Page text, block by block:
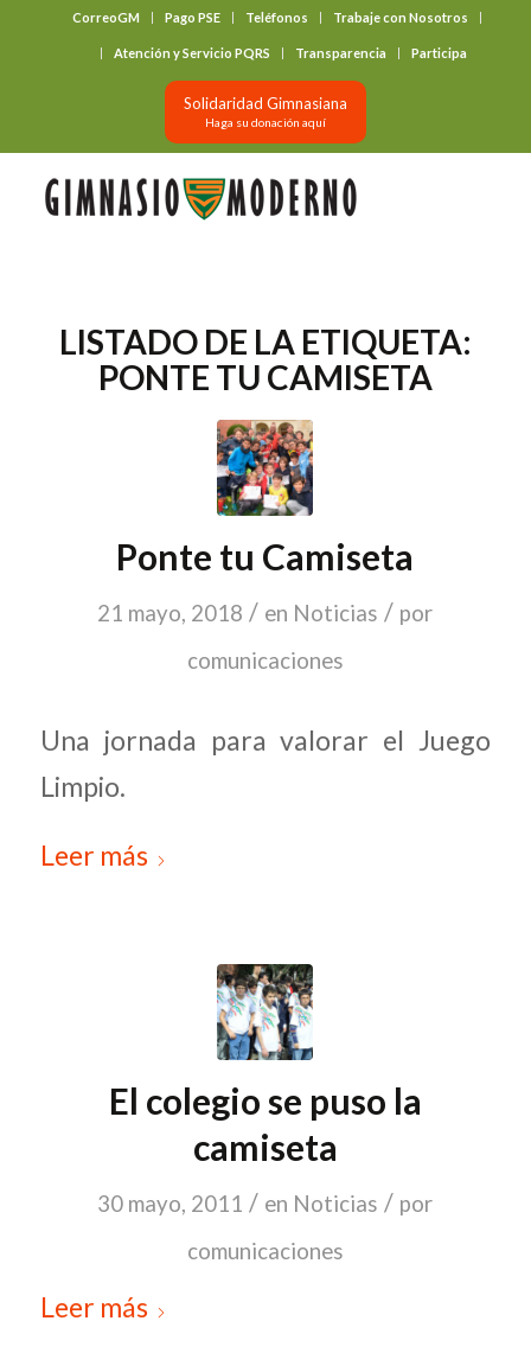
CorreoGM Pago PSE Teléfonos Trabaje con Nosotros
Atención y Servicio PQRS Transparencia Participa
Solidaridad Gimnasiana
Haga su donación aquí
LISTADO DE LA ETIQUETA:
PONTE TU CAMISETA
Ponte tu Camiseta
21 mayo, 2018 / en Noticias / por
comunicaciones
Una jornada para valorar el Juego
Limpio.
Leer más
El colegio se puso la
camiseta
30 mayo, 2011 / en Noticias / por
comunicaciones
Leer más